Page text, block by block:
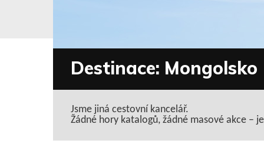
Destinace: Mongolsko
Jsme jiná cestovní kancelář.
Žádné hory katalogů, žádné masové akce –